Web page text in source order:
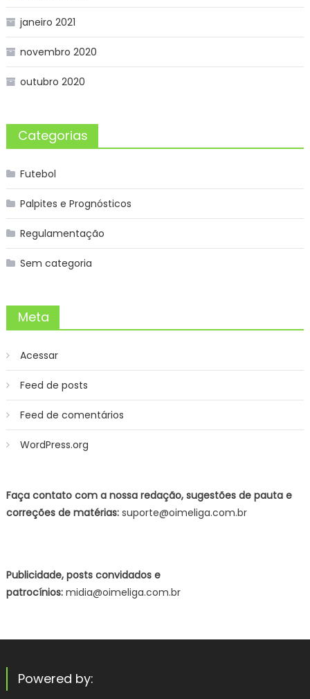
janeiro 2021
novembro 2020
outubro 2020
Categorias
Futebol
Palpites e Prognósticos
Regulamentação
Sem categoria
Meta
Acessar
Feed de posts
Feed de comentários
WordPress.org
Faça contato com a nossa redação, sugestões de pauta e
correções de matérias:suporte@oimeliga.com.br
Publicidade, posts convidados e
patrocínios:midia@oimeliga.com.br
Powered by: